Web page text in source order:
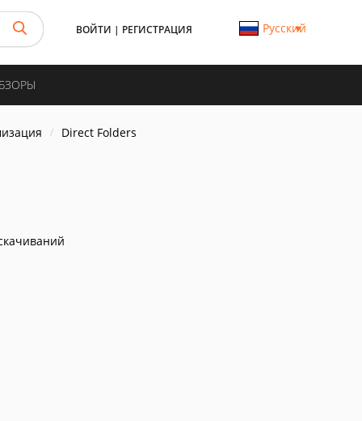
ВОЙТИ | РЕГИСТРАЦИЯ Русский
Direct Folders